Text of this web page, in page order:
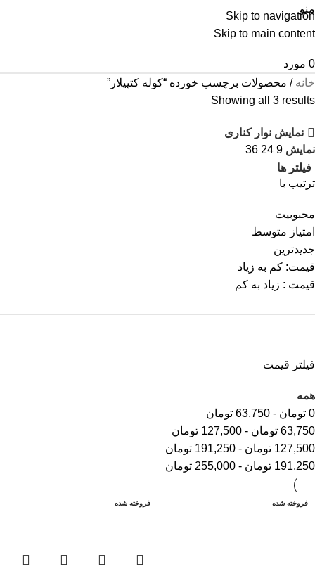
Skip to navigation
Skip to main content
منو
0 مورد
خانه محصولات برچسب خورده “کوله کتپیلار”
Showing all 3 results
نمایش نوار کناری
نمایش 9
24
36
فیلتر ها
ترتیب با
محبوبیت
امتیاز متوسط
جدیدترین
قیمت: کم به زیاد
قیمت : زیاد به کم
فیلتر قیمت
همه
0 تومان -
63,750 تومان
63,750 تومان -
127,500 تومان
127,500 تومان -
191,250 تومان
191,250 تومان -
255,000 تومان
فروخته شده فروخته شده